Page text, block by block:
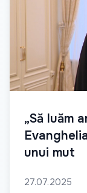
„Să luăm
unui mut
27.07.2025